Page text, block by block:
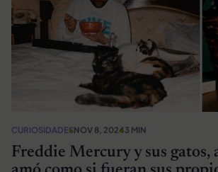
CURIOSIDADESNOV 8, 20243 MIN
Freddie Mercury y sus gatos,